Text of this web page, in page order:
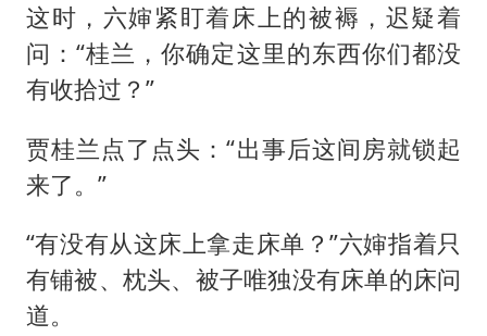
这时，六婶紧盯着床上的被褥，迟疑着
问：“桂兰，你确定这里的东西你们都没
有收拾过？”
贾桂兰点了点头：“出事后这间房就锁起
来了。”
“有没有从这床上拿走床单？”六婶指着只
有铺被、枕头、被子唯独没有床单的床问
道。